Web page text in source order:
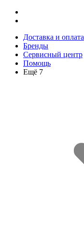
Доставка и оплата
Бренды
Сервисный центр
Помощь
Ещё 7